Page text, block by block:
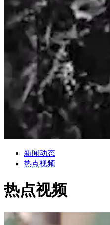
新闻动态
热点视频
热点视频